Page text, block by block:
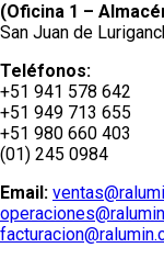
(Oficina 1 –
San Juan de
Teléfonos:
+51 941 578 642
+51 949 713 655
+51 980 660 403
(01) 245 0984
Email: